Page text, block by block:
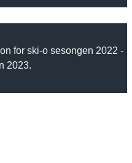
for ski-o sesongen 2022 -
2023.